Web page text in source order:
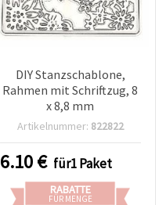
DIY Stanzschablone,
Rahmen mit Schriftzug, 8
x 8,8 mm
Artikelnummer: 822822
6.10€ für1 Paket
RABATTE
FÜR MENGE